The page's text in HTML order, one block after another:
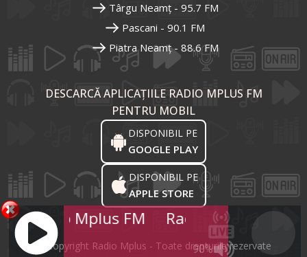
Târgu Neamț - 95.7 FM
Pascani - 90.1 FM
Piatra Neamț - 88.6 FM
DESCARCĂ APLICAȚIILE RADIO MPLUS FM
PENTRU MOBIL
DISPONIBIL PE
GOOGLE PLAY
DISPONIBIL PE
APPLE STORE
© Copyright Radio Mplus - Toate drepturile rezervate
90%
Radio Mplus FM Radio Mplus FM